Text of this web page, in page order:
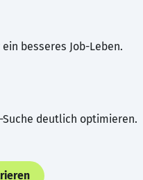
besseres Job-Leben.
Suche deutlich optimieren.